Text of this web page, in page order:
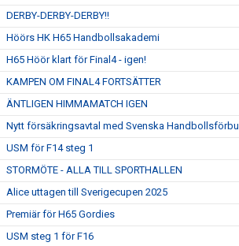
DERBY-DERBY-DERBY!!
Höörs HK H65 Handbollsakademi
H65 Höör klart för Final4 - igen!
KAMPEN OM FINAL4 FORTSÄTTER
ÄNTLIGEN HIMMAMATCH IGEN
Nytt försäkringsavtal med Svenska
USM för F14 steg 1
STORMÖTE - ALLA TILL SPORTHALLEN
Alice uttagen till Sverigecupen 2025
Premiär för H65 Gordies
USM steg 1 för F16